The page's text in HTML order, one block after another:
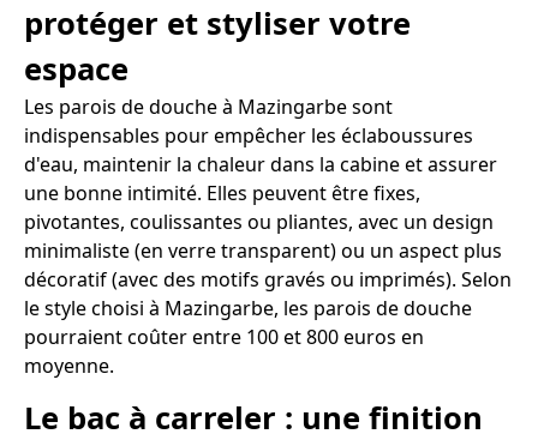
protéger et styliser votre
espace
Les parois de douche à Mazingarbe sont
indispensables pour empêcher les éclaboussures
d'eau, maintenir la chaleur dans la cabine et assurer
une bonne intimité. Elles peuvent être fixes,
pivotantes, coulissantes ou pliantes, avec un design
minimaliste (en verre transparent) ou un aspect plus
décoratif (avec des motifs gravés ou imprimés). Selon
le style choisi à Mazingarbe, les parois de douche
pourraient coûter entre 100 et 800 euros en
moyenne.
Le bac à carreler : une finition